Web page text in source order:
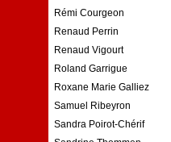
Rémi Courgeon
Renaud Perrin
Renaud Vigourt
Roland Garrigue
Roxane Marie Galliez
Samuel Ribeyron
Sandra Poirot-Chérif